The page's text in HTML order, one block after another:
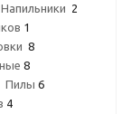
Напильники 2
1
8
8
Пилы 6
4